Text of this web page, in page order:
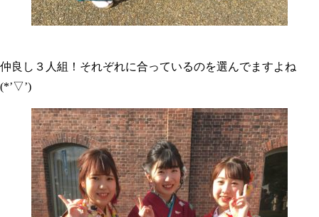
仲良し３人組！それぞれに合っているのを選んでますよね
(*’▽’)